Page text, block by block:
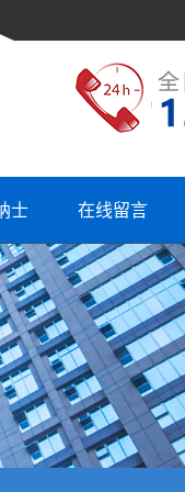
士 在线留言